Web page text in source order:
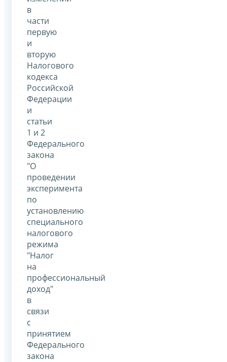
в
части
первую
и
вторую
Налогового
кодекса
Российской
Федерации
и
статьи
1 и 2
Федерального
закона
"О
проведении
эксперимента
по
установлению
специального
налогового
режима
"Налог
на
профессиональный
доход"
в
связи
с
принятием
Федерального
закона